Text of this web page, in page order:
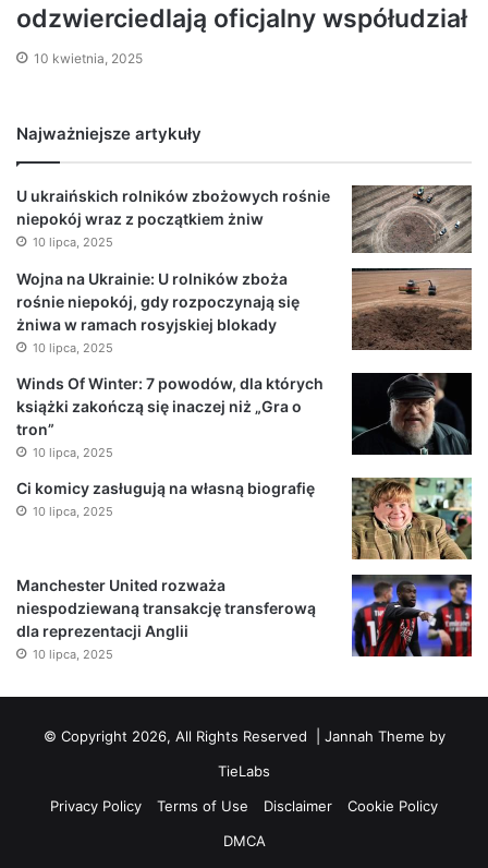
odzwierciedlają oficjalny współudział
10 kwietnia, 2025
Najważniejsze artykuły
U ukraińskich rolników zbożowych rośnie
niepokój wraz z początkiem żniw
10 lipca, 2025
Wojna na Ukrainie: U rolników zboża
rośnie niepokój, gdy rozpoczynają się
żniwa w ramach rosyjskiej blokady
10 lipca, 2025
Winds Of Winter: 7 powodów, dla których
książki zakończą się inaczej niż „Gra o
tron”
10 lipca, 2025
Ci komicy zasługują na własną biografię
10 lipca, 2025
Manchester United rozważa
niespodziewaną transakcję transferową
dla reprezentacji Anglii
10 lipca, 2025
© Copyright 2026, All Rights Reserved | Jannah Theme by
TieLabs
Privacy Policy
Terms of Use Disclaimer
Cookie Policy
DMCA